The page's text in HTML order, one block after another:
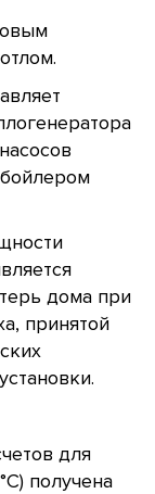
дома при
принятой
для
получена